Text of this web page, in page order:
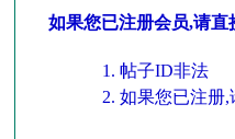
如果您已注册会员,请
帖子ID非法
如果您已注册